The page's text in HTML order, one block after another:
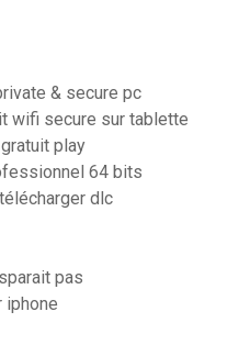
& secure pc
wifi secure sur tablette
play
64 bits
dlc
pas
iphone